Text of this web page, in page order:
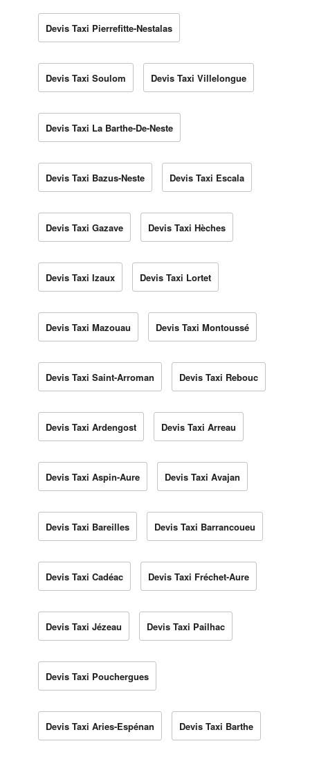
Devis Taxi Pierrefitte-Nestalas
Devis Taxi Soulom Devis Taxi Villelongue
Devis Taxi La Barthe-De-Neste
Devis Taxi Bazus-Neste Devis Taxi Escala
Devis Taxi Gazave Devis Taxi Hèches
Devis Taxi Izaux Devis Taxi Lortet
Devis Taxi Mazouau Devis Taxi Montoussé
Devis Taxi Saint-Arroman Devis Taxi Rebouc
Devis Taxi Ardengost Devis Taxi Arreau
Devis Taxi Aspin-Aure Devis Taxi Avajan
Devis Taxi Bareilles Devis Taxi Barrancoueu
Devis Taxi Cadéac Devis Taxi Fréchet-Aure
Devis Taxi Jézeau Devis Taxi Pailhac
Devis Taxi Pouchergues
Devis Taxi Aries-Espénan Devis Taxi Barthe